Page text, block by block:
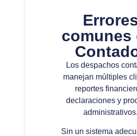
comunes
Los despachos
manejan múltiples
reportes
declaraciones y
administrativos.
Sin un sistema